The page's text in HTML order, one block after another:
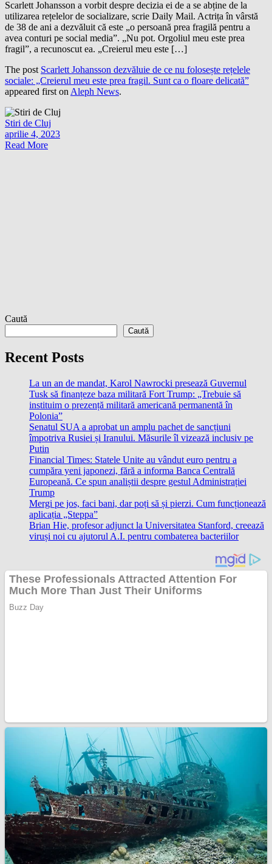
Scarlett Johansson a vorbit despre decizia ei de a se abține de la
utilizarea rețelelor de socializare, scrie Daily Mail. Actrița în vârstă
de 38 de ani a dezvăluit că este „o persoană prea fragilă pentru a
avea conturi pe social media”. „Nu pot. Orgoliul meu este prea
fragil”, a recunoscut ea. „Creierul meu este […]
The post Scarlett Johansson dezvăluie de ce nu folosește rețelele
sociale: „Creierul meu este prea fragil. Sunt ca o floare delicată”
appeared first onAleph News.
Stiri de Cluj
aprilie 4, 2023
Read More
Caută
Caută
Recent Posts
La un an de mandat, Karol Nawrocki presează Guvernul
Tusk să finanțeze baza militară Fort Trump: „Trebuie să
instituim o prezență militară americană permanentă în
Polonia”
Senatul SUA a aprobat un amplu pachet de sancțiuni
împotriva Rusiei și Iranului. Măsurile îl vizează inclusiv pe
Putin
Financial Times: Statele Unite au vândut euro pentru a
cumpăra yeni japonezi, fără a informa Banca Centrală
Europeană. Ce spun analiștii despre gestul Administrației
Trump
Mergi pe jos, faci bani, dar poți să și pierzi. Cum funcționează
aplicația „Steppa”
Brian Hie, profesor adjunct la Universitatea Stanford, creează
viruși noi cu ajutorul A.I. pentru combaterea bacteriilor